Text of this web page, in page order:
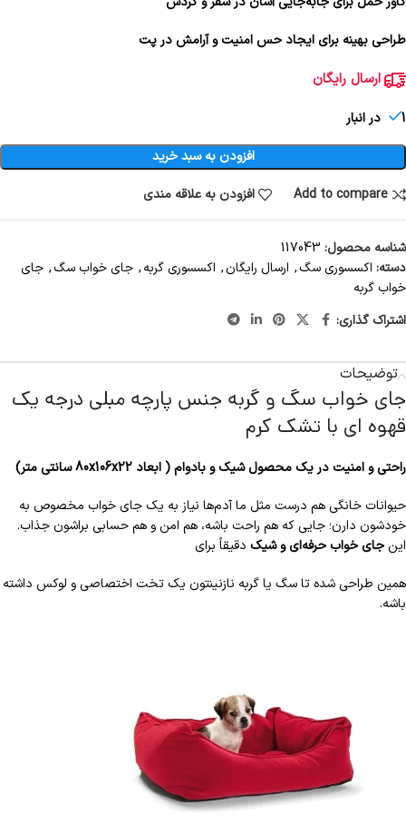
طراحی بهینه برای ایجاد حس امنیت و آرامش در پت
ارسال رایگان
1 در انبار
افزودن به سبد خرید
Add to compare
افزودن به علاقه مندی
شناسه محصول: 117043
دسته: اکسسوری سگ, ارسال رایگان, اکسسوری گربه, جای خواب سگ, جای
خواب گربه
اشتراک گذاری:
توضیحات
جای خواب سگ و گربه جنس پارچه مبلی درجه یک
قهوه ای با تشک کرم
راحتی و امنیت در یک محصول شیک و بادوام ( ابعاد 80x106x22 سانتی متر)
حیوانات خانگی هم درست مثل ما آدم‌ها نیاز به یک جای خواب مخصوص به
خودشون دارن؛ جایی که هم راحت باشه، هم امن و هم حسابی براشون جذاب.
این جای خواب حرفه‌ای و شیک دقیقاً برای
همین طراحی شده تا سگ یا گربه‌ نازنینتون یک تخت اختصاصی و لوکس داشته
باشه.